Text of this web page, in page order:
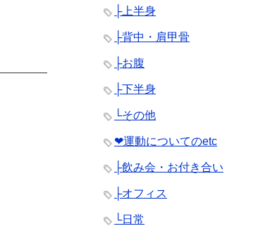
├上半身
├背中・肩甲骨
├お腹
├下半身
└その他
❤︎運動についてのetc
├飲み会・お付き合い
├オフィス
└日常